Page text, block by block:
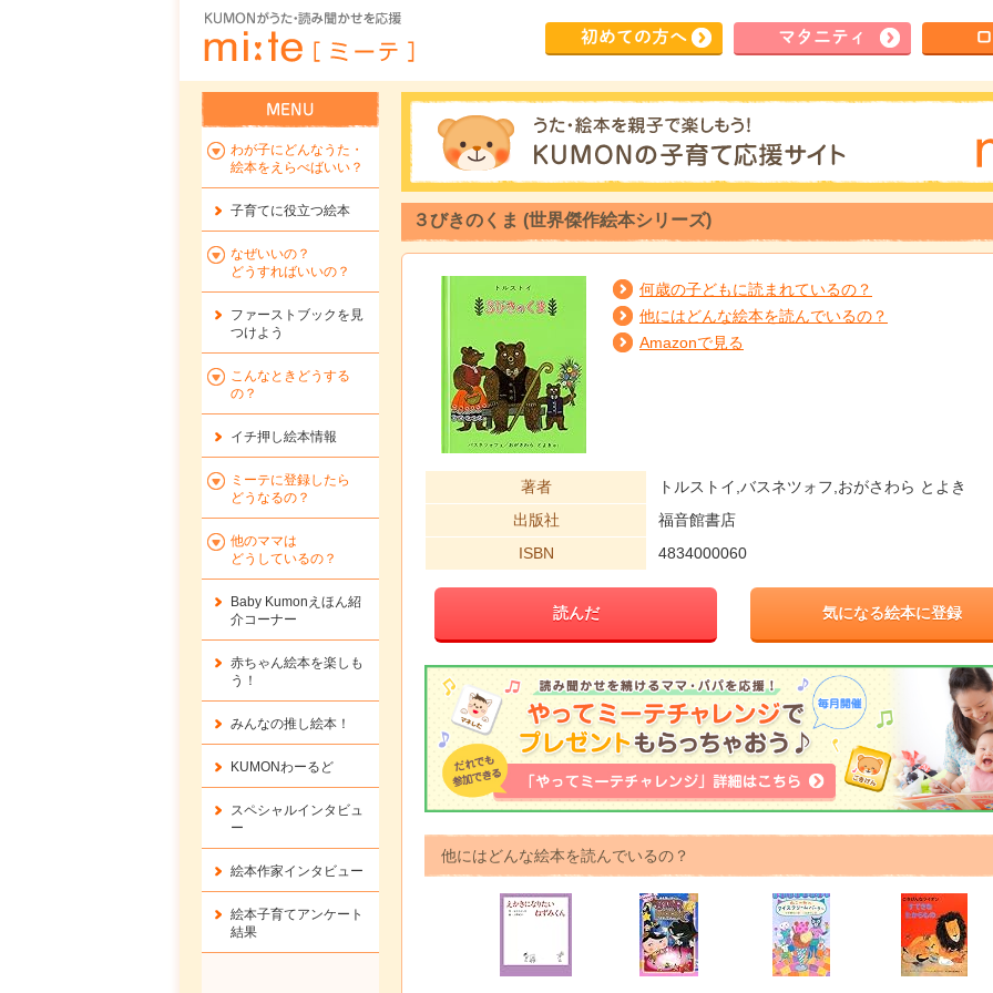
初めての方へ マタ ニティ
３びきのくま (世界傑作絵本シリーズ)
何歳の子どもに読まれているの？
他にはどんな絵本を読んでいるの？
Amazonで見る
著者
トルストイ,バスネツォフ,おがさわら とよき
出版社
福音館書店
ISBN
4834000060
読んだ 気になる絵本に登録
他にはどんな絵本を読んでいるの？
わが子にどんなうた・
絵本をえらべばいい？
子育てに役立つ絵本
なぜいいの？
どうすればいいの？
ファーストブックを 見
つけよう
こんなときどうする
の？
イチ押し絵本情報
ミーテに登録したら
どうなるの？
他のママは
どうしているの？
Baby Kumonえほん紹
介コーナー
赤ちゃん絵本を楽しも
う！
みんなの推し絵本！
KUMONわーるど
スペシャルインタビュ
ー
絵本作家インタビュー
絵本子育てアンケート
結果